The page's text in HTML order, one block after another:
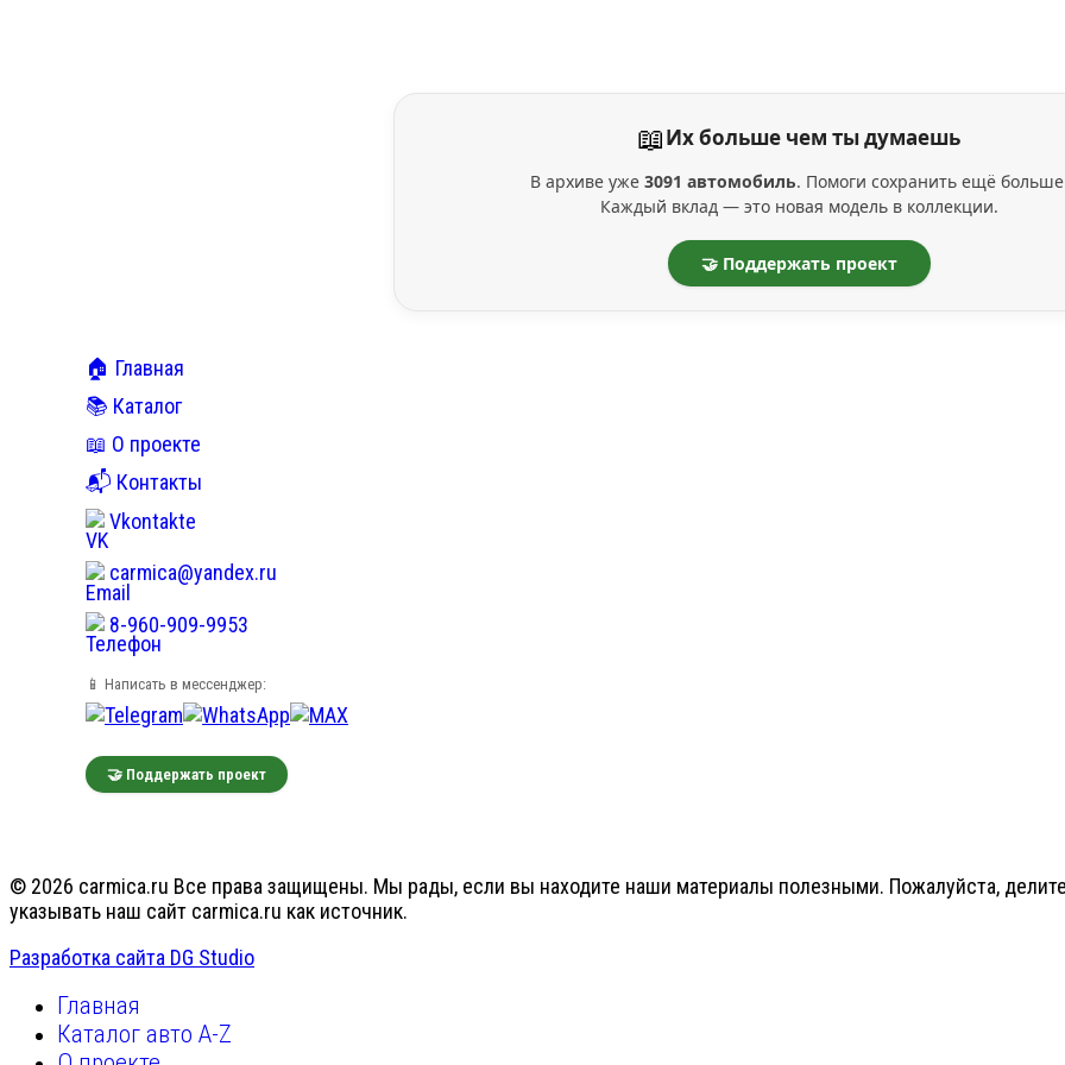
📖Их больше чем ты думаешь
В архиве уже 3091 автомобиль. Помоги сохранить ещё
Каждый вклад — это новая модель в коллекции.
🤝 Поддержать проект
🏠 Главная
📚 Каталог
📖 О проекте
📬 Контакты
Vkontakte
carmica@yandex.ru
8-960-909-9953
📱 Написать в мессенджер:
🤝 Поддержать проект
© 2026 carmica.ru Все права защищены. Мы рады, если вы находите наши материалы полезными. Пожалуйста,
указывать наш сайт carmica.ru как источник.
Разработка сайта DG Studio
Главная
Каталог авто A-Z